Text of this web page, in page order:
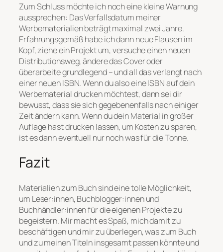
Zum Schluss möchte ich noch eine kleine Warnung
aussprechen: Das Verfallsdatum meiner
Werbematerialien beträgt maximal zwei Jahre.
Erfahrungsgemäß habe ich dann neue Flausen im
Kopf, ziehe ein Projekt um, versuche einen neuen
Distributionsweg, ändere das Cover oder
überarbeite grundlegend – und all das verlangt nach
einer neuen ISBN. Wenn du also eine ISBN auf dein
Werbematerial drucken möchtest, dann sei dir
bewusst, dass sie sich gegebenenfalls nach einiger
Zeit ändern kann. Wenn du dein Material in großer
Auflage hast drucken lassen, um Kosten zu sparen,
ist es dann eventuell nur noch was für die Tonne.
Fazit
Materialien zum Buch sind eine tolle Möglichkeit,
um Leser:innen, Buchblogger:innen und
Buchhändler:innen für die eigenen Projekte zu
begeistern. Mir macht es Spaß, mich damit zu
beschäftigen und mir zu überlegen, was zum Buch
und zu meinen Titeln insgesamt passen könnte und